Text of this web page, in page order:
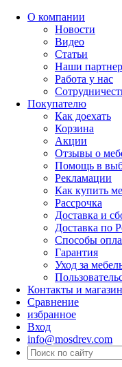
О компании
Новости
Видео
Статьи
Наши
Работа у нас
Покупателю
Как доехать
Корзина
Акции
Отзывы о
Помощь в
Рекламации
Как купить
Рассрочка
Доставка и
Доставка по
Способы
Гарантия
Уход за
Контакты и
Сравнение
избранное
Вход
info@mosdrev.com